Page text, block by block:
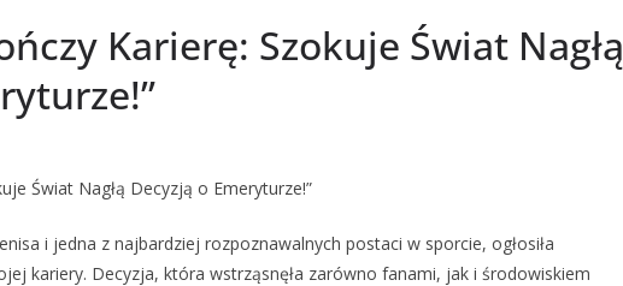
Karierę: Szokuje Świat Nagłą
Świat Nagłą Decyzją o Emeryturze!”
i jedna z najbardziej rozpoznawalnych postaci w sporcie, ogłosiła
kariery. Decyzja, która wstrząsnęła zarówno fanami, jak i środowiskiem